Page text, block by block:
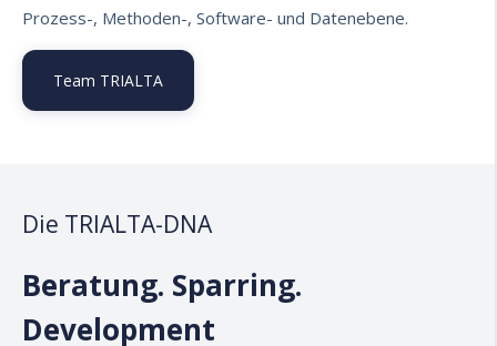
Prozess-, Methoden-, Software- und Datenebene.
Team TRIALTA
Die TRIALTA-DNA
Beratung. Sparring.
Development